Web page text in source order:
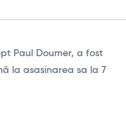
Paul Doumer, a fost
la asasinarea sa la 7